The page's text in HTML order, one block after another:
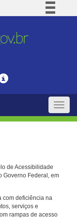
BR
Toggle
de Acessibilidade
Governo Federal, em
com deficiência na
serviços e
rampas de acesso